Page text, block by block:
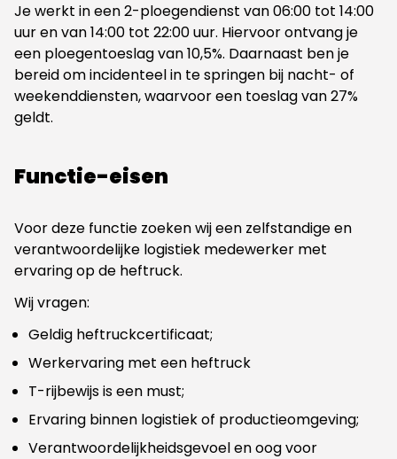
Je werkt in een 2-ploegendienst van 06:00 tot 14:00
uur en van 14:00 tot 22:00 uur. Hiervoor ontvang je
een ploegentoeslag van 10,5%. Daarnaast ben je
bereid om incidenteel in te springen bij nacht- of
weekenddiensten, waarvoor een toeslag van 27%
geldt.
Functie-eisen
Voor deze functie zoeken wij een zelfstandige en
verantwoordelijke logistiek medewerker met
ervaring op de heftruck.
Wij vragen:
Geldig heftruckcertificaat;
Werkervaring met een heftruck
T-rijbewijs is een must;
Ervaring binnen logistiek of productieomgeving;
Verantwoordelijkheidsgevoel en oog voor